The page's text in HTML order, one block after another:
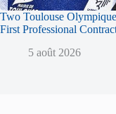
Two Toulouse
First Professional
5 août 2026